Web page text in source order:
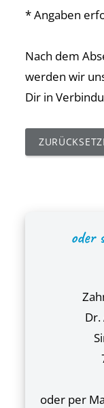
* Angaben
Nach dem
werden wir
Dir in
oder
oder per